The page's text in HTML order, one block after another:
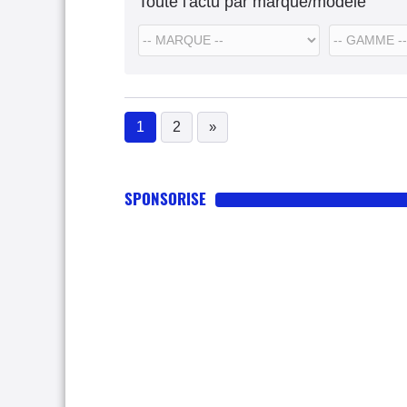
1
(current)
2 »
SPONSORISE